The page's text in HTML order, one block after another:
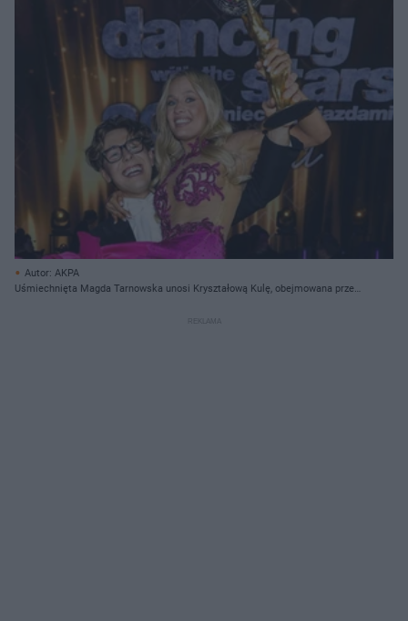
Autor: AKPA
Uśmiechnięta Magda Tarnowska unosi Kryształową Kulę, obejmowana przez
zwycięstwo w programie "Dancing with the Stars. Taniec z Gwiazdami".